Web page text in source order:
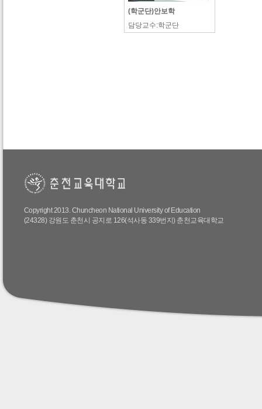
(학군단)안보학
담당교수:학군단
Copyright 2013. Chuncheon National University of Education
(24328) 강원도 춘천시 공지로 126(석사동 339번지) 춘천교육대학교